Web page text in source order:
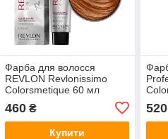
Фарба для волосся
REVLON Revlonissimo
Colorsmetique 60 мл
мідний
460₴
Купити
520